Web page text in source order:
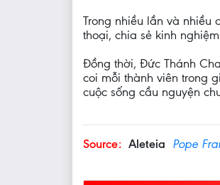
Trong nhiều lần và nhiều
thoại, chia sẻ kinh
Đồng thời, Đức Thánh
coi mỗi thành viên trong
cuộc sống cầu nguyện
Source: Aleteia Pope